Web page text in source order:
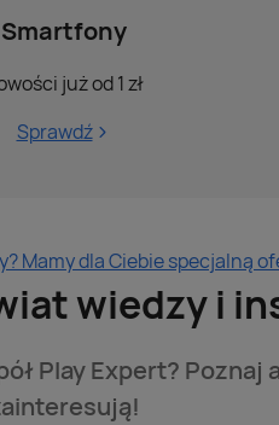
Smartfony
już od 1 zł
Sprawdź
Mamy dla Ciebie specjalną
wiedzy i
Play Expert? Poznaj